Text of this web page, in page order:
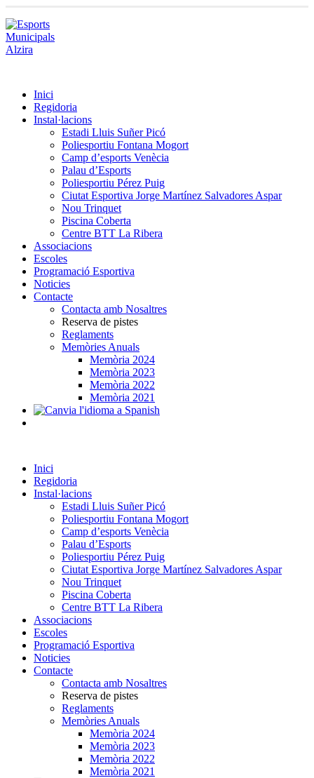
Inici
Regidoria
Instal·lacions
Estadi Lluis Suñer Picó
Poliesportiu Fontana Mogort
Camp d’esports Venècia
Palau d’Esports
Poliesportiu Pérez Puig
Ciutat Esportiva Jorge Martínez Salvadores Aspar
Nou Trinquet
Piscina Coberta
Centre BTT La Ribera
Associacions
Escoles
Programació Esportiva
Noticies
Contacte
Contacta amb Nosaltres
Reserva de pistes
Reglaments
Memòries Anuals
Memòria 2024
Memòria 2023
Memòria 2022
Memòria 2021
Inici
Regidoria
Instal·lacions
Estadi Lluis Suñer Picó
Poliesportiu Fontana Mogort
Camp d’esports Venècia
Palau d’Esports
Poliesportiu Pérez Puig
Ciutat Esportiva Jorge Martínez Salvadores Aspar
Nou Trinquet
Piscina Coberta
Centre BTT La Ribera
Associacions
Escoles
Programació Esportiva
Noticies
Contacte
Contacta amb Nosaltres
Reserva de pistes
Reglaments
Memòries Anuals
Memòria 2024
Memòria 2023
Memòria 2022
Memòria 2021